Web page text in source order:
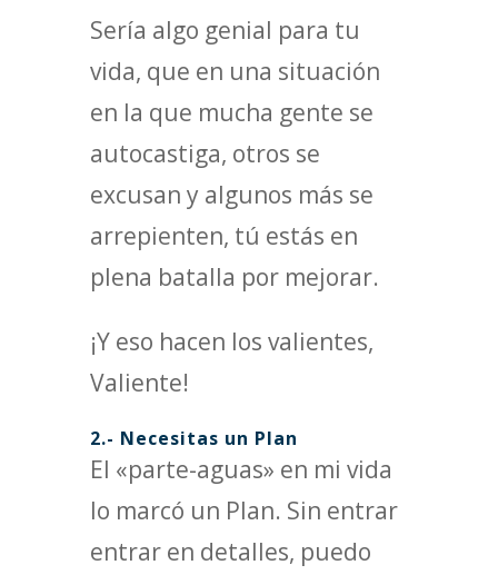
Sería algo genial para tu
vida, que en una situación
en la que mucha gente se
autocastiga, otros se
excusan y algunos más se
arrepienten, tú estás en
plena batalla por mejorar.
¡Y eso hacen los valientes,
Valiente!
2.- Necesitas un Plan
El «parte-aguas» en mi vida
lo marcó un Plan. Sin entrar
entrar en detalles, puedo